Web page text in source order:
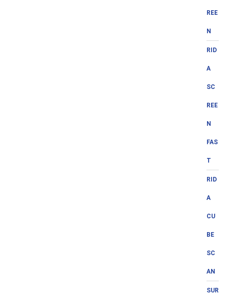
REE
N
RID
A
SC
REE
N
FAS
T
RID
A
CU
BE
SC
AN
SUR